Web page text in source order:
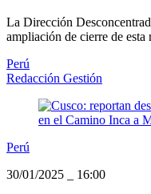
La Dirección
ampliación de cierre de esta
Perú
Redacción Gestión
Perú
30/01/2025
16:00